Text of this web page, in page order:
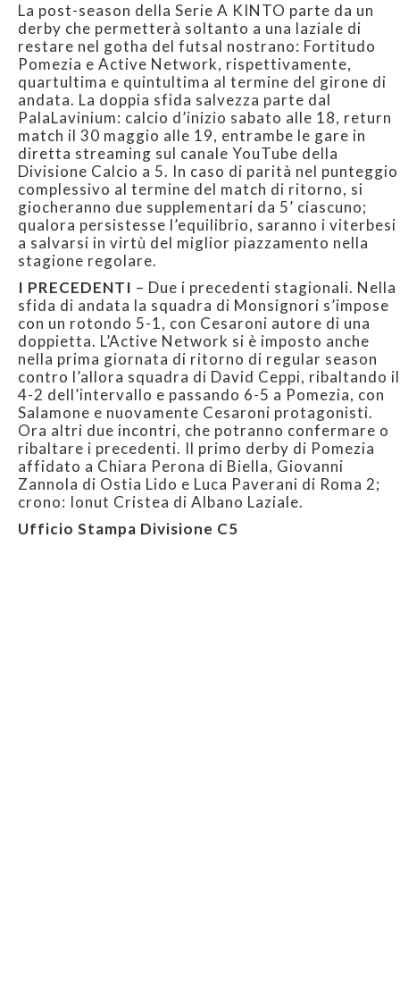
La post-season della Serie A KINTO parte da un
derby che permetterà soltanto a una laziale di
restare nel gotha del futsal nostrano: Fortitudo
Pomezia e Active Network, rispettivamente,
quartultima e quintultima al termine del girone di
andata. La doppia sfida salvezza parte dal
PalaLavinium: calcio d’inizio sabato alle 18, return
match il 30 maggio alle 19, entrambe le gare in
diretta streaming sul canale YouTube della
Divisione Calcio a 5. In caso di parità nel punteggio
complessivo al termine del match di ritorno, si
giocheranno due supplementari da 5’ ciascuno;
qualora persistesse l’equilibrio, saranno i viterbesi
a salvarsi in virtù del miglior piazzamento nella
stagione regolare.
I PRECEDENTI – Due i precedenti stagionali. Nella
sfida di andata la squadra di Monsignori s’impose
con un rotondo 5-1, con Cesaroni autore di una
doppietta. L’Active Network si è imposto anche
nella prima giornata di ritorno di regular season
contro l’allora squadra di David Ceppi, ribaltando il
4-2 dell’intervallo e passando 6-5 a Pomezia, con
Salamone e nuovamente Cesaroni protagonisti.
Ora altri due incontri, che potranno confermare o
ribaltare i precedenti. Il primo derby di Pomezia
affidato a Chiara Perona di Biella, Giovanni
Zannola di Ostia Lido e Luca Paverani di Roma 2;
crono: Ionut Cristea di Albano Laziale.
Ufficio Stampa Divisione C5